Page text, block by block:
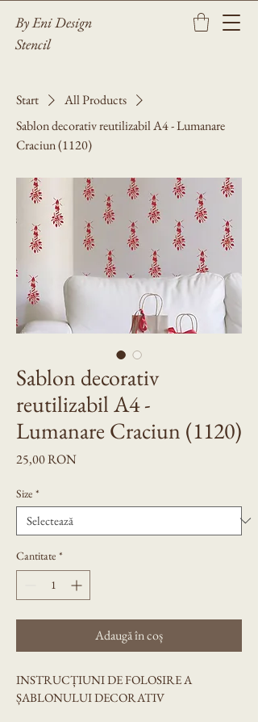
By Eni Design
Stencil
Start
All Products
Sablon decorativ reutilizabil A4 - Lumanare
Craciun (1120)
Sablon decorativ
reutilizabil A4 -
Lumanare Craciun (1120)
25,00 RONPreț
Size *
Cantitate *
Adaugă în coș
INSTRUCȚIUNI DE FOLOSIRE A
ȘABLONULUI DECORATIV